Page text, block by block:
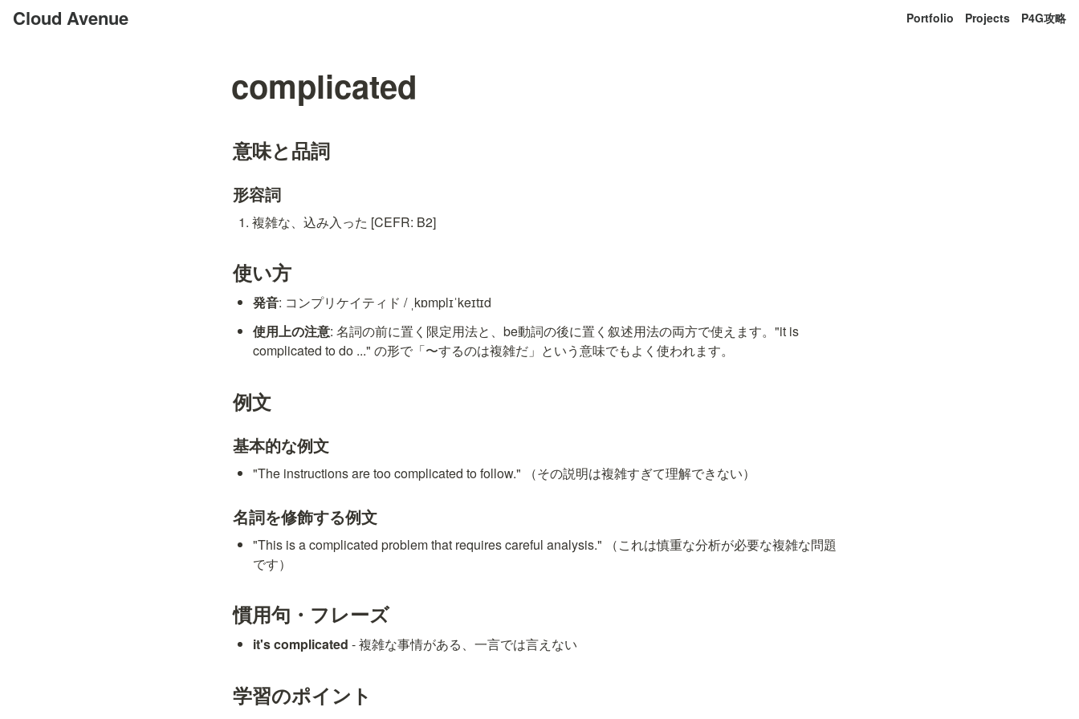
Cloud Avenue Portfolio Projects P4G攻略
complicated
意味と品詞
形容詞
複雑な、込み入った [CEFR: B2]
使い方
発音: コンプリケイティド / ˌkɒmplɪˈkeɪtɪd
使用上の注意: 名詞の前に置く限定用法と、be動詞の後に置く叙述用法の両方で使えます。"it is
complicated to do ..." の形で「〜するのは複雑だ」という意味でもよく使われます。
例文
基本的な例文
"The instructions are too complicated to follow." （その説明は複雑すぎて理解できない）
名詞を修飾する例文
"This is a complicated problem that requires careful analysis." （これは慎重な分析が必要な複雑な問題
です）
慣用句・フレーズ
it's complicated - 複雑な事情がある、一言では言えない
学習のポイント